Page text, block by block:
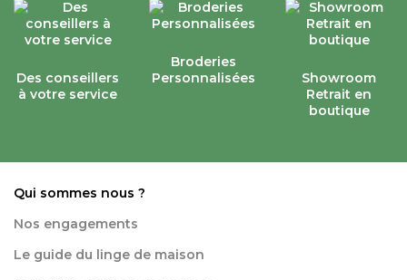
Des conseillers
à votre service
Broderies
Personnalisées
Showroom
Retrait en
boutique
Qui sommes nous ?
Nos engagements
Le guide du linge de maison